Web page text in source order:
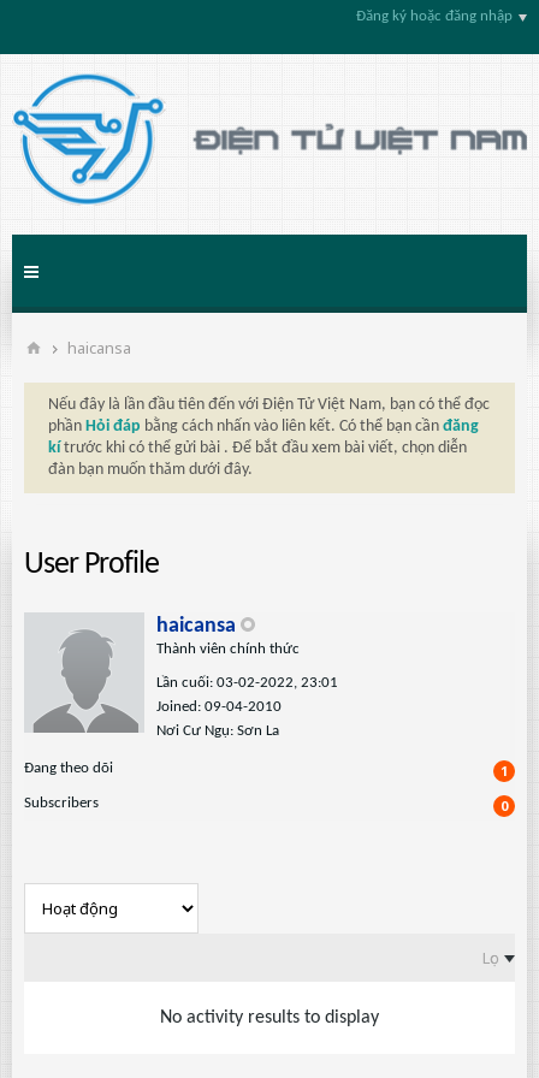
Đăng ký hoặc đăng nhập
haicansa
Nếu đây là lần đầu tiên đến với Điện Tử Việt Nam, bạn có thể đọc
phần Hỏi đáp bằng cách nhấn vào liên kết. Có thể bạn cần đăng
kí trước khi có thể gửi bài . Để bắt đầu xem bài viết, chọn diễn
đàn bạn muốn thăm dưới đây.
User Profile
haicansa
Thành viên chính thức
Lần cuối: 03-02-2022, 23:01
Joined: 09-04-2010
Nơi Cư Ngụ: Sơn La
Ðang theo dõi 1
Subscribers 0
Lọc
No activity results to display